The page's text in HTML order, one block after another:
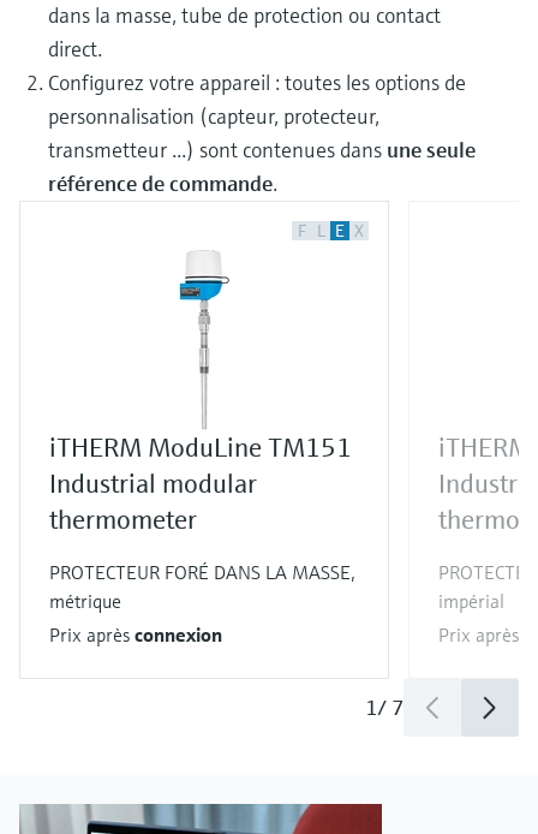
dans la masse, tube de protection ou contact
direct.
Configurez votre appareil : toutes les options de
personnalisation (capteur, protecteur,
transmetteur ...) sont contenues dans une seule
référence de commande.
F L E X
iTHERM ModuLine TM151
Industrial modular
thermometer
PROTECTEUR FORÉ DANS LA MASSE,
métrique
Prix après connexion
impérial
Prix après
1/ 7